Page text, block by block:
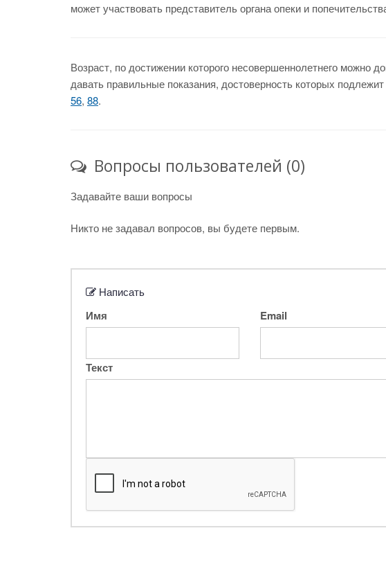
может участвовать представитель органа опеки и
Возраст, по достижении которого несовершеннолетнего можно
давать правильные показания, достоверность которых
56, 88.
Вопросы пользователей (0)
Задавайте ваши вопросы
Никто не задавал вопросов, вы будете первым.
Написать
Имя Email
Текст